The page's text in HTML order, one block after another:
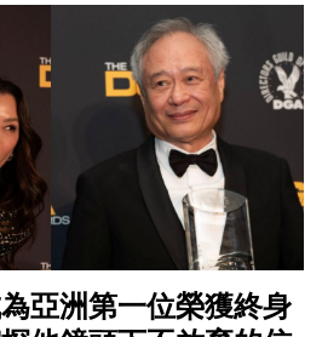
亞洲第一位榮獲終身